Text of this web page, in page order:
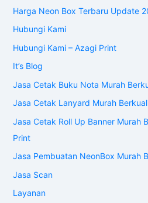
Harga Neon Box Terbaru Update
Hubungi Kami
Hubungi Kami – Azagi Print
It’s Blog
Jasa Cetak Buku Nota Murah
Jasa Cetak Lanyard Murah
Jasa Cetak Roll Up Banner Murah
Print
Jasa Pembuatan NeonBox Murah
Jasa Scan
Layanan